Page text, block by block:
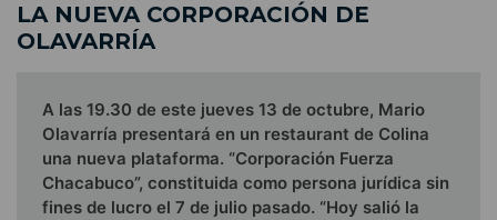
LA NUEVA CORPORACIÓN DE
OLAVARRÍA
A las 19.30 de este jueves 13 de octubre, Mario
Olavarría presentará en un restaurant de Colina
una nueva plataforma. “Corporación Fuerza
Chacabuco”, constituida como persona jurídica sin
fines de lucro el 7 de julio pasado. “Hoy salió la